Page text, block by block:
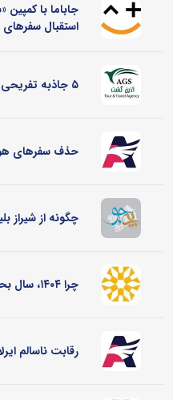
جاباما با کمپین
استقبال
۵ جاذبه تفریحی تور مالزی برای یک سفر خانوادگی
حذف سفرهای
چگونه از شیراز
چرا ۱۴۰۴، سال بحران گردشگری بود؟
رقابت ناسالم